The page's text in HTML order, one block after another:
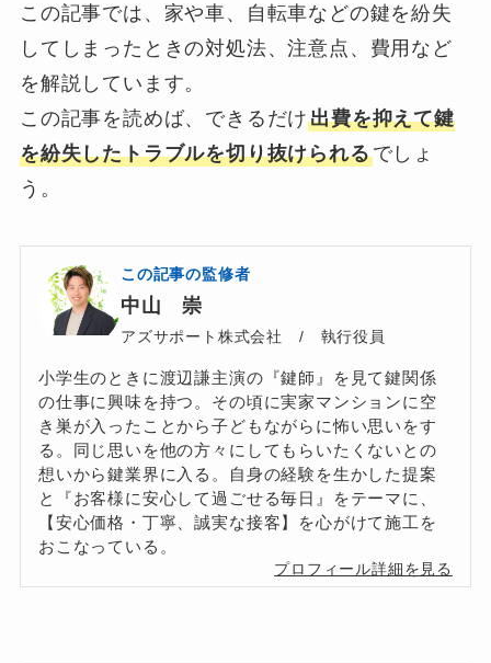
この記事では、家や車、自転車などの鍵を紛失
してしまったときの対処法、注意点、費用など
を解説しています。
この記事を読めば、できるだけ出費を抑えて鍵
を紛失したトラブルを切り抜けられるでしょ
う。
この記事の監修者
中山 崇
アズサポート株式会社 / 執行役員
小学生のときに渡辺謙主演の『鍵師』を見て鍵関係
の仕事に興味を持つ。その頃に実家マンションに空
き巣が入ったことから子どもながらに怖い思いをす
る。同じ思いを他の方々にしてもらいたくないとの
想いから鍵業界に入る。自身の経験を生かした提案
と『お客様に安心して過ごせる毎日』をテーマに、
【安心価格・丁寧、誠実な接客】を心がけて施工を
おこなっている。
プロフィール詳細を見る